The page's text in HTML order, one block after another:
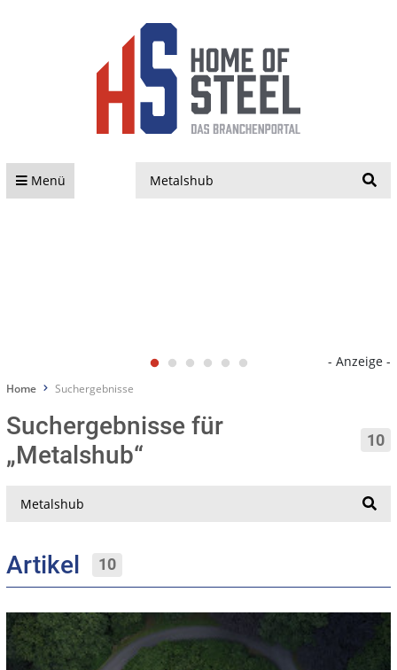
Menü
- Anzeige -
Home Suchergebnisse
Suchergebnisse für
„Metalshub“
10
Artikel 10